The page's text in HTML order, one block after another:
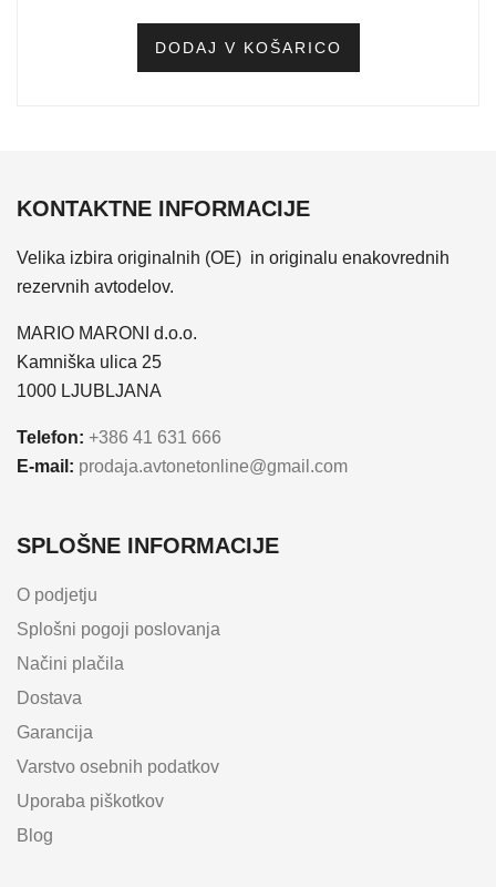
DODAJ V KOŠARICO
KONTAKTNE INFORMACIJE
Velika izbira originalnih (OE) in originalu enakovrednih
rezervnih avtodelov.
MARIO MARONI d.o.o.
Kamniška ulica 25
1000 LJUBLJANA
Telefon: +386 41 631 666
E-mail: prodaja.avtonetonline@gmail.com
SPLOŠNE INFORMACIJE
O podjetju
Splošni pogoji poslovanja
Načini plačila
Dostava
Garancija
Varstvo osebnih podatkov
Uporaba piškotkov
Blog